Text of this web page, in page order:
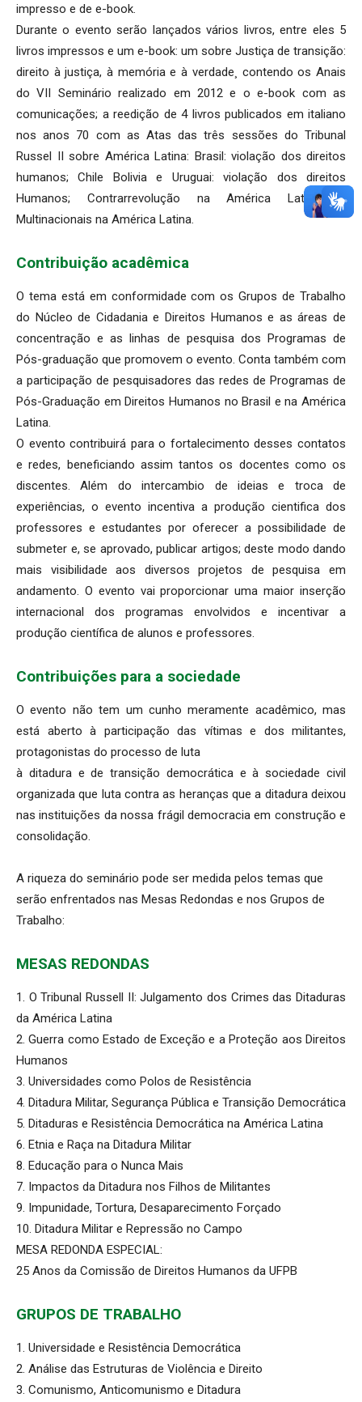
impresso e de e-book.
Durante o evento serão lançados vários livros, entre eles 5
livros impressos e um e-book: um sobre Justiça de transição:
direito à justiça, à memória e à verdade¸ contendo os Anais
do VII Seminário realizado em 2012 e o e-book com as
comunicações; a reedição de 4 livros publicados em italiano
nos anos 70 com as Atas das três sessões do Tribunal
Russel II sobre América Latina: Brasil: violação dos direitos
humanos; Chile Bolivia e Uruguai: violação dos direitos
Humanos; Contrarrevolução na América Latina, e
Multinacionais na América Latina.
Contribuição acadêmica
O tema está em conformidade com os Grupos de Trabalho
do Núcleo de Cidadania e Direitos Humanos e as áreas de
concentração e as linhas de pesquisa dos Programas de
Pós-graduação que promovem o evento. Conta também com
a participação de pesquisadores das redes de Programas de
Pós-Graduação em Direitos Humanos no Brasil e na América
Latina.
O evento contribuirá para o fortalecimento desses contatos
e redes, beneficiando assim tantos os docentes como os
discentes. Além do intercambio de ideias e troca de
experiências, o evento incentiva a produção cientifica dos
professores e estudantes por oferecer a possibilidade de
submeter e, se aprovado, publicar artigos; deste modo dando
mais visibilidade aos diversos projetos de pesquisa em
andamento. O evento vai proporcionar uma maior inserção
internacional dos programas envolvidos e incentivar a
produção científica de alunos e professores.
Contribuições para a sociedade
O evento não tem um cunho meramente acadêmico, mas
está aberto à participação das vítimas e dos militantes,
protagonistas do processo de luta
à ditadura e de transição democrática e à sociedade civil
organizada que luta contra as heranças que a ditadura deixou
nas instituições da nossa frágil democracia em construção e
consolidação.
A riqueza do seminário pode ser medida pelos temas que
serão enfrentados nas Mesas Redondas e nos Grupos de
Trabalho:
MESAS REDONDAS
1. O Tribunal Russell II: Julgamento dos Crimes das Ditaduras
da América Latina
2. Guerra como Estado de Exceção e a Proteção aos Direitos
Humanos
3. Universidades como Polos de Resistência
4. Ditadura Militar, Segurança Pública e Transição Democrática
5. Ditaduras e Resistência Democrática na América Latina
6. Etnia e Raça na Ditadura Militar
8. Educação para o Nunca Mais
7. Impactos da Ditadura nos Filhos de Militantes
9. Impunidade, Tortura, Desaparecimento Forçado
10. Ditadura Militar e Repressão no Campo
MESA REDONDA ESPECIAL:
25 Anos da Comissão de Direitos Humanos da UFPB
GRUPOS DE TRABALHO
1. Universidade e Resistência Democrática
2. Análise das Estruturas de Violência e Direito
3. Comunismo, Anticomunismo e Ditadura